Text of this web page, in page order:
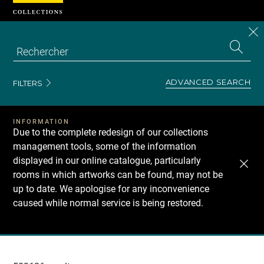
FILTERS ADVANCED SEARCH
INFORMATION
Due to the complete redesign of our collections
management tools, some of the information
displayed in our online catalogue, particularly
rooms in which artworks can be found, may not be
up to date. We apologise for any inconvenience
caused while normal service is being restored.
Recherche
Cookies management panel